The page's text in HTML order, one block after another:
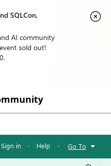
SQLCon,
AI community
sold out!
Sign in · Help · Go To